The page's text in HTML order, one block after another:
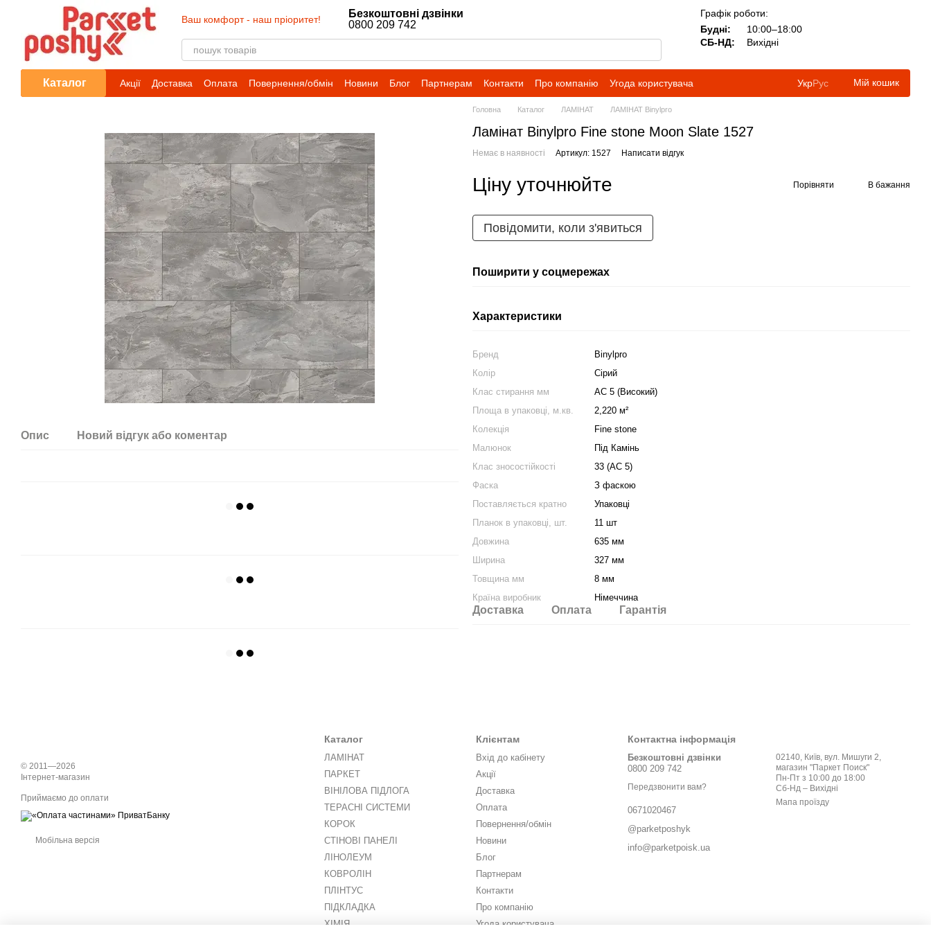
Перейти до основного контенту
Ваш комфорт - наш пріоритет!
Безкоштовні дзвінки
0800 209 742
Графік роботи:
Будні:
10:00–18:00
СБ-НД:
Вихідні
Каталог Акції Доставка Оплата Повернення/обмін Новини Блог Партнерам Контакти Про компанію Угода користувача УкрРус Мій кошик
Опис Новий відгук або коментар
Головна Каталог ЛАМІНАТ ЛАМІНАТ Binylpro
Ламінат Binylpro Fine stone Moon Slate 1527
Немає в наявності Артикул: 1527 Написати відгук
Ціну уточнюйте Порівняти В бажання
Повідомити, коли з'явиться
Поширити у соцмережах
Характеристики
Бренд
Binylpro
Колір
Сірий
Клас стирання мм
АС 5 (Високий)
Площа в упаковці, м.кв.
2,220 м²
Колекція
Fine stone
Малюнок
Під Камінь
Клас зносостійкості
33 (АС 5)
Фаска
З фаскою
Поставляється кратно
Упаковці
Планок в упаковці, шт.
11 шт
Довжина
635 мм
Ширина
327 мм
Товщина мм
8 мм
Країна виробник
Німеччина
Доставка Оплата Гарантія
© 2011—2026
Інтернет-магазин
Приймаємо до оплати
Мобільна версія
Каталог
ЛАМІНАТ
ПАРКЕТ
ВІНІЛОВА ПІДЛОГА
ТЕРАСНІ СИСТЕМИ
КОРОК
СТІНОВІ ПАНЕЛІ
ЛІНОЛЕУМ
КОВРОЛІН
ПЛІНТУС
ПІДКЛАДКА
ХІМІЯ
Клієнтам
Вхід до кабінету
Акції
Доставка
Оплата
Повернення/обмін
Новини
Блог
Партнерам
Контакти
Про компанію
Угода користувача
Контактна інформація
Безкоштовні дзвінки
0800 209 742
Передзвонити вам?
0671020467
@parketposhyk
info@parketpoisk.ua
02140, Київ, вул. Мишуги 2,
магазин "Паркет Поиск"
Пн-Пт з 10:00 до 18:00
Сб-Нд – Вихідні
Мапа проїзду